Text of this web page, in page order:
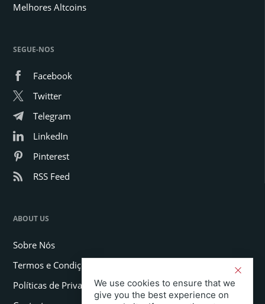
Melhores Altcoins
SEGUE-NOS
Facebook
Twitter
Telegram
LinkedIn
Pinterest
RSS Feed
ABOUT US
Sobre Nós
Termos e Condições
Políticas de PrivacidadeWe use cookies to ensure that we
give you the best experience on